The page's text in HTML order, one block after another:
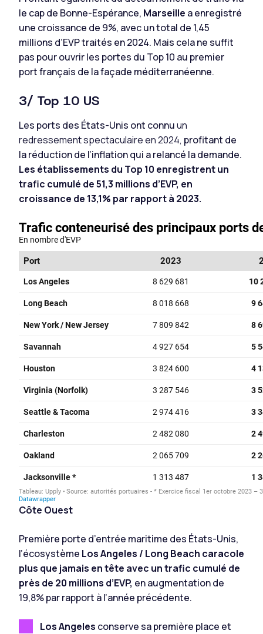
le cap de Bonne-Espérance, Marseille a enregistré
une croissance de 9%, avec un total de 1,45
millions d’EVP traités en 2024. Mais cela ne suffit
pas pour ouvrir les portes du Top 10 au premier
port français de la façade méditerranéenne.
3/ Top 10 US
Les ports des États-Unis ont connuun
redressement spectaculaire en 2024, profitant de
la réduction de l’inflation qui a relancé la demande.
Les établissements du Top 10 enregistrent un
trafic cumulé de 51,3 millions d’EVP, en
croissance de 13,1% par rapport à 2023.
Côte Ouest
Première porte d’entrée maritime des États-Unis,
l’écosystème Los Angeles / Long Beach caracole
plus que jamais en tête avec un trafic cumulé de
près de 20 millions d’EVP, en augmentation de
19,8% par rapport à l’année précédente.
Los Angeles conserve sa première place et